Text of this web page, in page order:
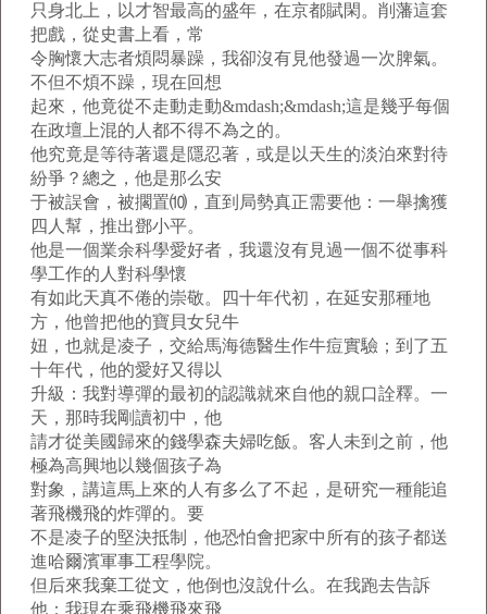
只身北上，以才智最高的盛年，在京都賦閑。削藩這套
把戲，從史書上看，常
令胸懷大志者煩悶暴躁，我卻沒有見他發過一次脾氣。
不但不煩不躁，現在回想
起來，他竟從不走動走動&mdash;&mdash;這是幾乎每個
在政壇上混的人都不得不為之的。
他究竟是等待著還是隱忍著，或是以天生的淡泊來對待
紛爭？總之，他是那么安
于被誤會，被擱置⑽，直到局勢真正需要他：一舉擒獲
四人幫，推出鄧小平。
他是一個業余科學愛好者，我還沒有見過一個不從事科
學工作的人對科學懷
有如此天真不倦的崇敬。四十年代初，在延安那種地
方，他曾把他的寶貝女兒牛
妞，也就是凌子，交給馬海德醫生作牛痘實驗；到了五
十年代，他的愛好又得以
升級：我對導彈的最初的認識就來自他的親口詮釋。一
天，那時我剛讀初中，他
請才從美國歸來的錢學森夫婦吃飯。客人未到之前，他
極為高興地以幾個孩子為
對象，講這馬上來的人有多么了不起，是研究一種能追
著飛機飛的炸彈的。要
不是凌子的堅決抵制，他恐怕會把家中所有的孩子都送
進哈爾濱軍事工程學院。
但后來我棄工從文，他倒也沒說什么。在我跑去告訴
他：我現在乘飛機飛來飛